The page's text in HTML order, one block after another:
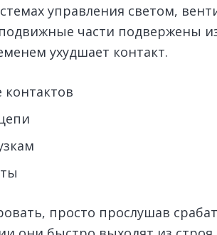
управления светом,
части подвержены
ухудшает контакт.
контактов
просто прослушав